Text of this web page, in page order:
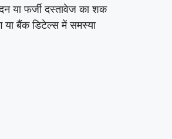
या फर्जी दस्तावेज का शक
या बैंक डिटेल्स में समस्या